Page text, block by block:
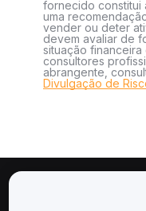
fornecido constitui
uma
vender ou deter
devem avaliar de
situação
consultores
abrangente,
Divulgação de